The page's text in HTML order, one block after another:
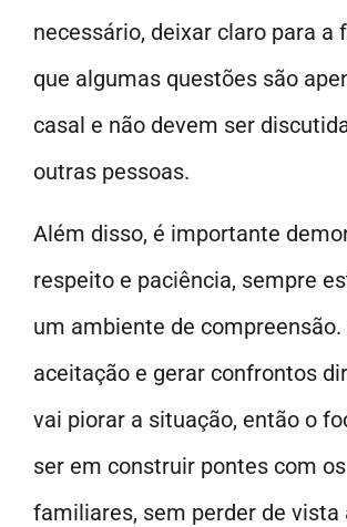
necessário, deixar claro para a
que algumas questões são
casal e não devem ser
outras pessoas.
Além disso, é importante
respeito e paciência, sempre
um ambiente de compreensão.
aceitação e gerar confrontos
vai piorar a situação, então o
ser em construir pontes com os
familiares, sem perder de vista